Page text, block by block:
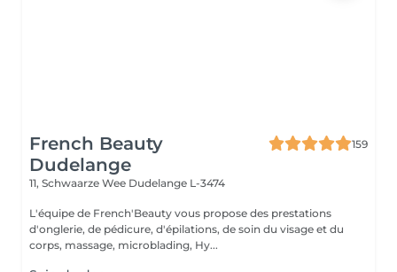
French Beauty
Dudelange
159
11, Schwaarze Wee Dudelange L-3474
L'équipe de French'Beauty vous propose des prestations
d'onglerie, de pédicure, d'épilations, de soin du visage et du
corps, massage, microblading, Hy...